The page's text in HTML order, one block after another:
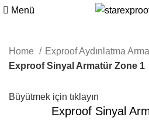
Menü
Home
Exproof Aydınlatma
Exproof Sinyal Armatür Zone 1
Büyütmek için tıklayın
Exproof Sinyal